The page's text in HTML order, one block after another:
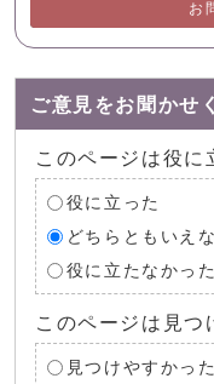
お
ご意見をお聞かせ
このページは役に
役に立った
どちらともいえ
役に立たなかった
このページは見つ
見つけやすかった